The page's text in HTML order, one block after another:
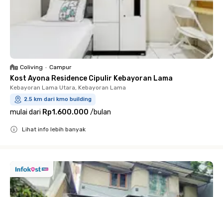
Coliving • Campur
Kost Ayona Residence Cipulir Kebayoran Lama
Kebayoran Lama Utara, Kebayoran Lama
2.5 km dari kmo building
mulai dari Rp1.600.000 /bulan
Lihat info lebih banyak